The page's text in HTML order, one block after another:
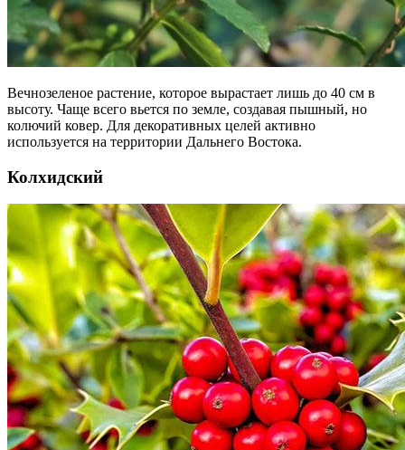
Вечнозеленое растение, которое вырастает лишь до 40 см в
высоту. Чаще всего вьется по земле, создавая пышный, но
колючий ковер. Для декоративных целей активно
используется на территории Дальнего Востока.
Колхидский